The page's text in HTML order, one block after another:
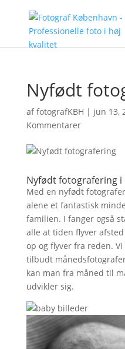
Nyfødt
affotografKBH | jun 13,
Kommentarer
Nyfødt fotografering i
Med en nyfødt
alene et fantastisk
familien. I fanger også
alle at tiden flyver
op og flyver fra reden.
tilbudt
kan man fra måned til
udvikler sig.